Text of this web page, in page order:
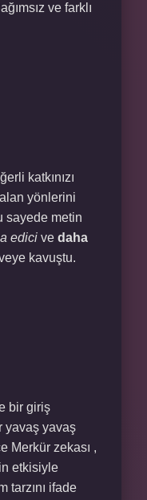
ve farklı
katkınızı
yönlerini
sayede metin
edici ve daha
kavuştu.
bir giriş
yavaş yavaş
Merkür zekası ,
etkisiyle
tarzını ifade